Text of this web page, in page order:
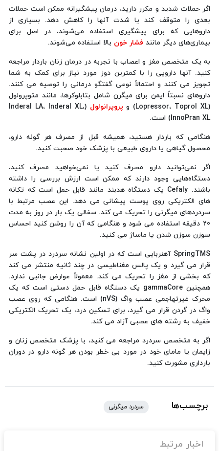
اگر حملات شدید و مکرر دارید، درمان پیشگیرانه ممکن است حملات
بعدی را متوقف کند یا شدت آنها را کاهش دهد. بسیاری از
داروهایی که برای پیشگیری استفاده می‌شوند، در اصل برای
بیماری‌های دیگر مانند فشار خون بالا استفاده می‌شوند.
به یک متخصص مغز و اعصاب با تجربه در درمان زنان باردار مراجعه
کنید. آنها دارویی را با کمترین دوز مورد نیاز برای کمک به شما
تجویز می کنند و احتمالاً نوعی گفتگو درمانی را توصیه می کنند.
داروهای نسبتاً ایمن برای میگرن شامل بتابلوکرها، مانند متوپرولول
(Lopressor، Toprol XL) و
پروپرانولول
(Inderal LA، Inderal XL،
InnoPran XL) است.
هنگامی که باردار هستید، همیشه قبل از مصرف هر گونه دارو،
محصول گیاهی یا داروی طبیعی با پزشک خود صحبت کنید.
اگر نمی‌توانید دارو مصرف کنید یا نمی‌خواهید مصرف کنید،
دستگاه‌هایی وجود دارند که ممکن است ارزش بررسی را داشته
باشند. Cefaly یک دستگاه هدبند مانند قابل حمل است که تکانه
های الکتریکی روی پوست پیشانی می دهد. این عصب مرتبط با
سردردهای میگرنی را تحریک می کند. سفالی یک بار در روز به مدت
20 دقیقه استفاده می شود و هنگامی که آن را روشن کنید احساس
سوزن سوزن شدن یا ماساژ می کنید.
SpringTMS آهنربایی است که در اولین نشانه سردرد در پشت سر
قرار می گیرد و یک پالس مغناطیسی در چند ثانیه منتشر می کند
که بخشی از مغز را تحریک می کند. معمولاً عوارض جانبی ندارد.
همچنین gammaCore یک دستگاه قابل حمل دستی است که یک
محرک غیرتهاجمی عصب واگ (nVS) است. هنگامی که روی عصب
واگ در گردن قرار می گیرد، برای تسکین درد، یک تحریک الکتریکی
خفیف به رشته های عصبی آزاد می کند.
اگر به متخصص سردرد مراجعه می کنید، با پزشک متخصص زنان و
زایمان یا مامای خود در مورد بی خطر بودن هر گونه دارو در دوران
بارداری مشورت کنید.
برچسب‌ها سردرد میگرنی
اخبار مرتبط